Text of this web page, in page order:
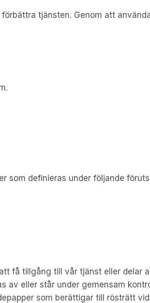
tjänsten. Genom att
som definieras under följande
få tillgång till vår tjänst eller delar
av eller står under gemensam
som berättigar till rösträtt